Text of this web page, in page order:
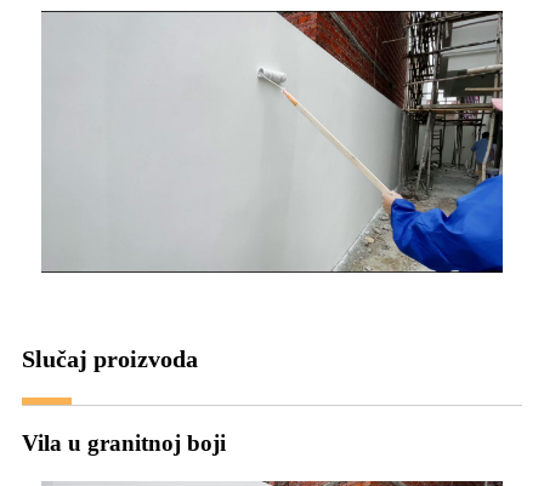
Slučaj proizvoda
Vila u granitnoj boji